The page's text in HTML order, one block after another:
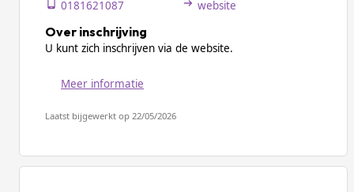
0181621087 website
Over inschrijving
U kunt zich inschrijven via de website.
Meer informatie
Laatst bijgewerkt op 22/05/2026